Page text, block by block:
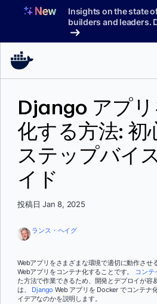
へ
Insights on the state
builders and leaders.
製品
料金プラン
索
Django アプ
化する方法: 初
ステップバイ
イド
投稿日 Jan 8, 2025
ランス・ヘイグ
Webアプリをさまざまな環境で適切に動作させ
Webアプリをコンテナ化することです。 コンテ
た方法で作業できるため、開発とデプロイが容
は、 Django Web アプリを Docker でコンテナ
イデアなのかを説明します。